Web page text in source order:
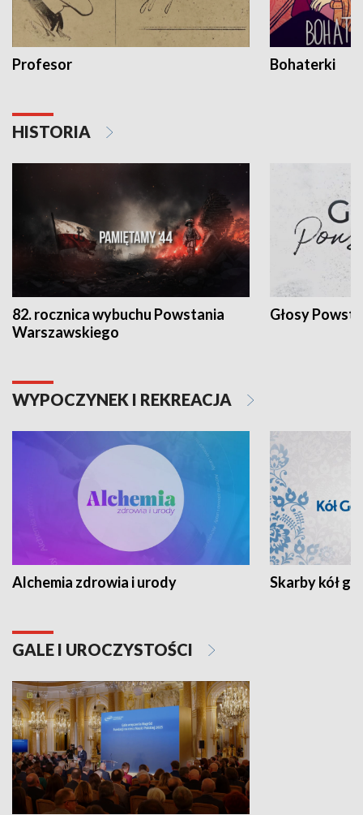
Profesor Bohaterki
HISTORIA
82. rocznica wybuchu Powstania
Warszawskiego
Głosy
WYPOCZYNEK I REKREACJA
Alchemia zdrowia i urody Skarby kół
GALE I UROCZYSTOŚCI